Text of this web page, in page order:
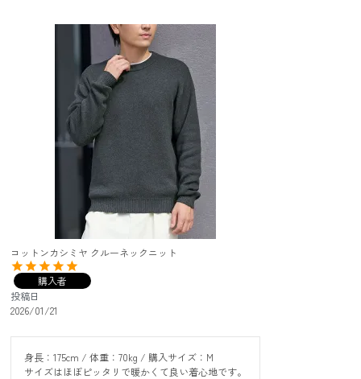
コットンカシミヤ クルーネックニット
購入者
投稿日
2026/01/21
身長：175cm / 体重：70kg / 購入サイズ：M
サイズはほぼピッタリで暖かくて良い着心地です。